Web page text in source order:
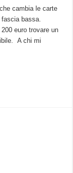
cambia le carte
bassa.
euro trovare un
A chi mi